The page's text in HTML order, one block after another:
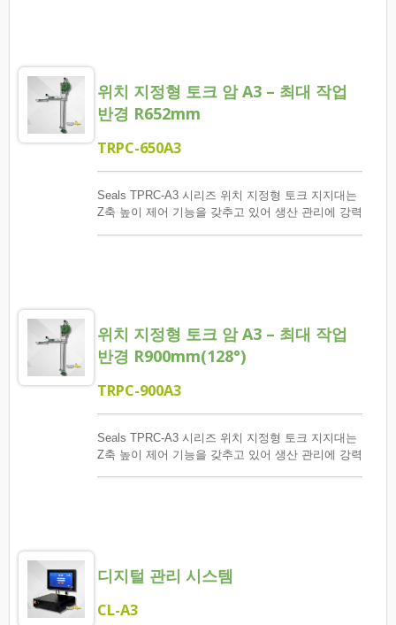
위치 지정형 토크 암 A3 – 최대 작업
반경 R652mm
TRPC-650A3
Seals TPRC-A3 시리즈 위치 지정형 토크 지지대는
Z축 높이 제어 기능을 갖추고 있어 생산 관리에 강력
위치 지정형 토크 암 A3 – 최대 작업
반경 R900mm(128°)
TRPC-900A3
Seals TPRC-A3 시리즈 위치 지정형 토크 지지대는
Z축 높이 제어 기능을 갖추고 있어 생산 관리에 강력
디지털 관리 시스템
CL-A3